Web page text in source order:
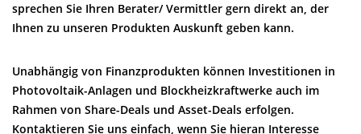
sprechen Sie Ihren Berater/ Vermittler gern direkt an, der
Ihnen zu unseren Produkten Auskunft geben kann.
Unabhängig von Finanzprodukten können Investitionen in
Photovoltaik-Anlagen und Blockheizkraftwerke auch im
Rahmen von Share-Deals und Asset-Deals erfolgen.
Kontaktieren Sie uns einfach, wenn Sie hieran Interesse